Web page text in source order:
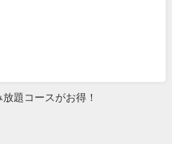
題コースがお得！